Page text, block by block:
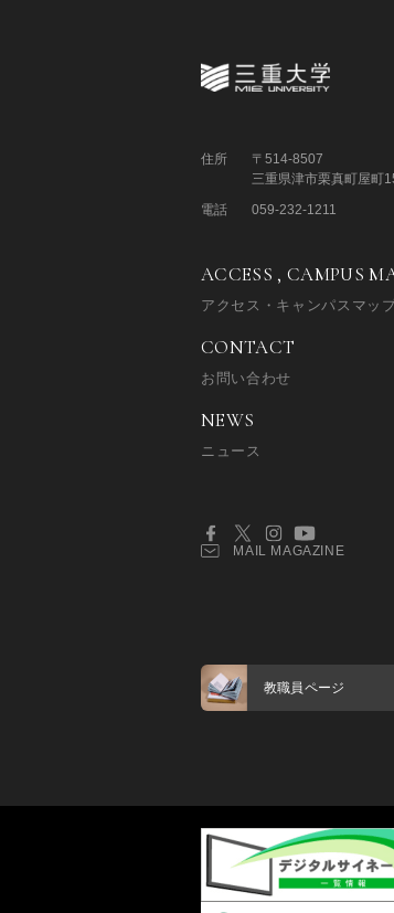
住所
〒514-8507
三重県津市栗真町屋町
電話
059-232-1211
ACCESS , CAMPUS
アクセス・キャンパスマッ
CONTACT
お問い合わせ
NEWS
ニュース
MAIL MAGAZINE
教職員ページ